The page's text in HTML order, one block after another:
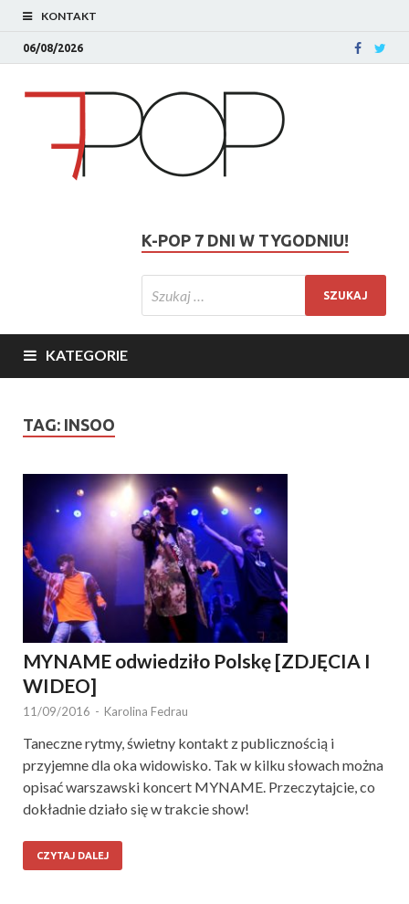
KONTAKT
06/08/2026
K-POP 7 DNI W TYGODNIU!
KATEGORIE
TAG: INSOO
MYNAME odwiedziło Polskę [ZDJĘCIA I
WIDEO]
11/09/2016 - Karolina Fedrau
Taneczne rytmy, świetny kontakt z publicznością i
przyjemne dla oka widowisko. Tak w kilku słowach można
opisać warszawski koncert MYNAME. Przeczytajcie, co
dokładnie działo się w trakcie show!
CZYTAJ DALEJ